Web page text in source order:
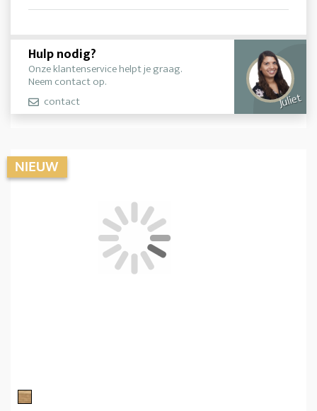
Hulp nodig?
Onze klantenservice helpt je graag.
Neem contact op.
contact
Juliet